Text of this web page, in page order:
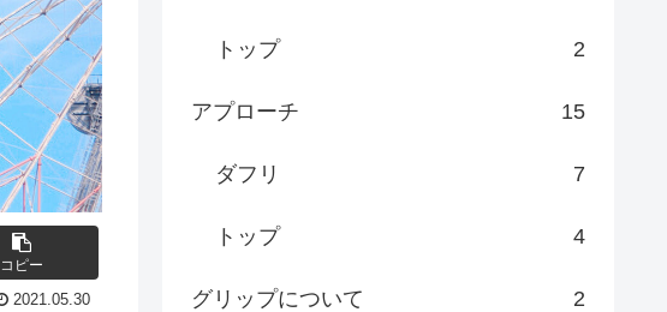
コピー
2021.05.30
トップ 2
アプローチ 15
ダフリ 7
トップ 4
グリップについて 2